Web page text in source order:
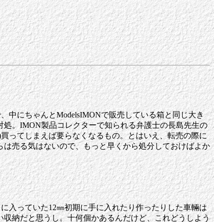
中にちゃんとModelsIMONで販売している箱と同じ大き
。IMON製品コレクターで知られる弁護士の長島先生の
ってしまえば要らなくなるもの。とはいえ、転売の際に
売る気はないので、もっと早くから処分しておけばよか
入っていた12㎜初期に手に入れたり作ったりした車輛は
納だと思うし。十何個かあるんだけど、これどうしよう